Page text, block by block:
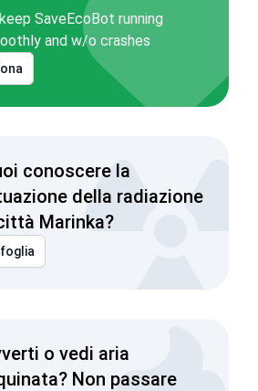
SaveEcoBot running
and w/o crashes
conoscere la
della radiazione
Marinka?
o vedi aria
Non passare